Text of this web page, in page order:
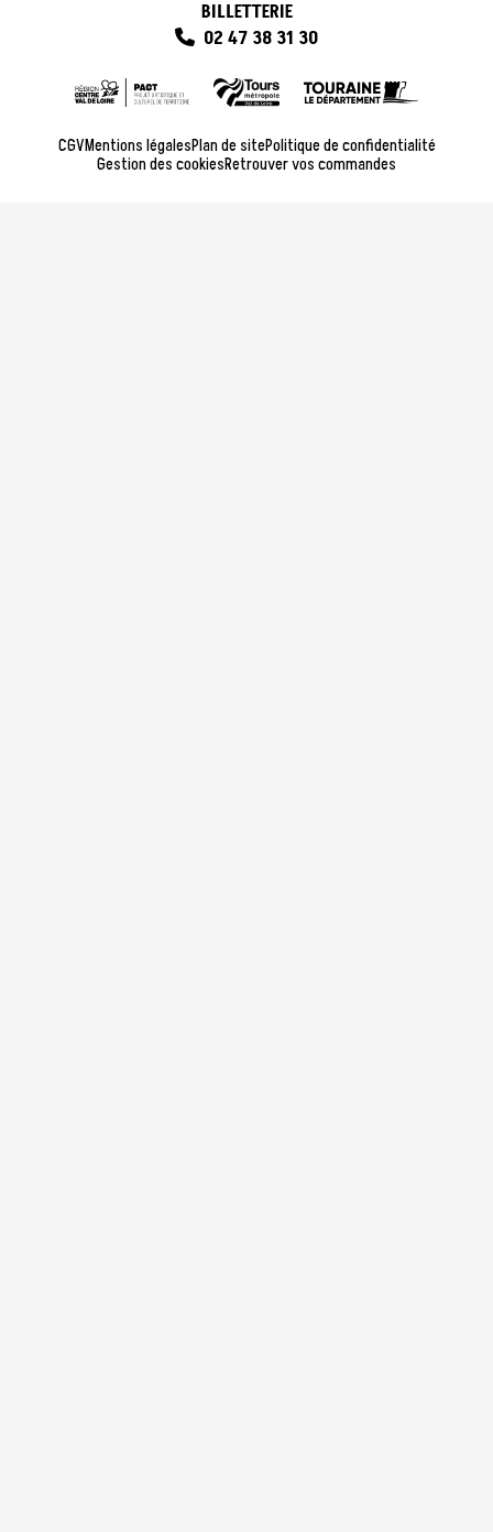
BILLETTERIE
02 47 38 31 30
CGVMentions légalesPlan de sitePolitique de confidentialité
Gestion des cookiesRetrouver vos commandes